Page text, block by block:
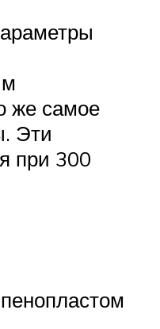
же самое
Эти
при 300